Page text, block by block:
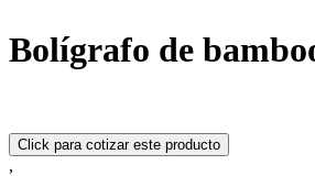
Bolígrafo de
,